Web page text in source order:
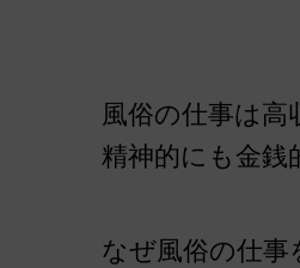
風俗の仕事は
精神的にも金
なぜ風俗の仕